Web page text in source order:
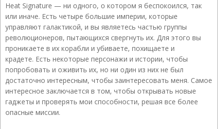
Heat Signature — ни одного, о котором я беспокоился, так
или иначе. Есть четыре большие империи, которые
управляют галактикой, и вы являетесь частью группы
революционеров, пытающихся свергнуть их. Для этого вы
проникаете в их корабли и убиваете, похищаете и
крадете. Есть некоторые персонажи и истории, чтобы
попробовать и оживить их, но ни один из них не был
достаточно интересным, чтобы заинтересовать меня. Самое
интересное заключается в том, чтобы открывать новые
гаджеты и проверять мои способности, решая все более
опасные миссии.